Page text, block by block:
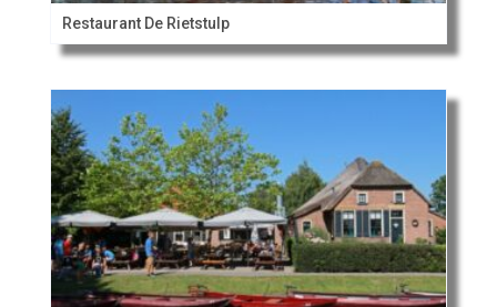
Restaurant De Rietstulp